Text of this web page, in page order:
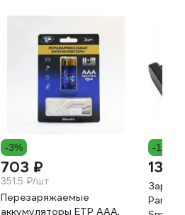
-3%
703 ₽
351.5 ₽/шт
Перезаряжаемые
аккумуляторы ЕТР ААА,
-13%
13